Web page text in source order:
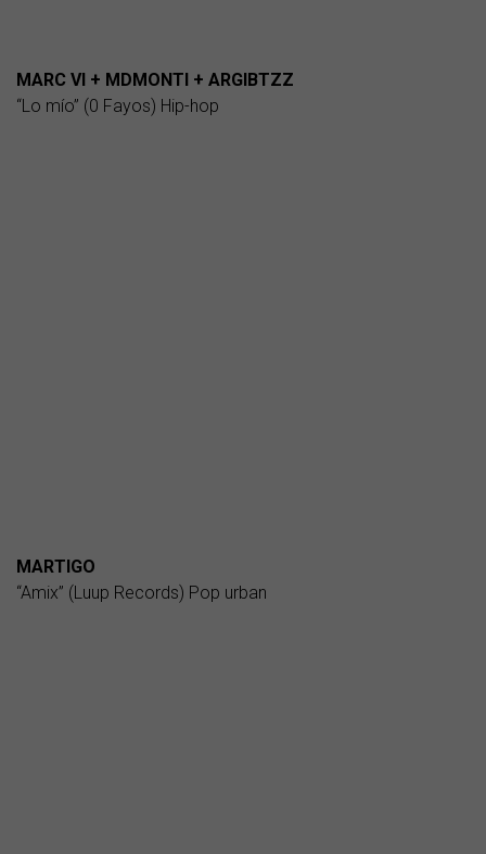
MARC VI + MDMONTI + ARGIBTZZ
“Lo mío” (0 Fayos) Hip-hop
MARTIGO
“Amix” (Luup Records) Pop urban